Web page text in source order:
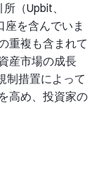
（Upbit、
座を含んでいま
重複も含まれて
産市場の成長
制措置によって
高め、投資家の